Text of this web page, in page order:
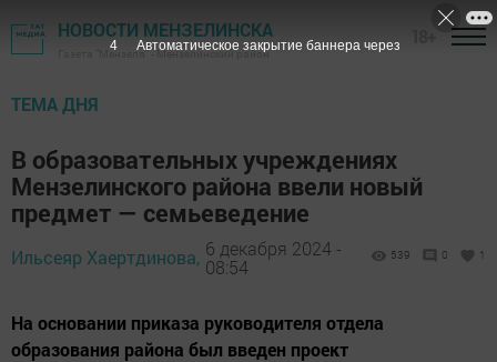
НОВОСТИ МЕНЗЕЛИНСКА
Газета "Мензеля" - Мензелинский район
ТЕМА ДНЯ
В образовательных учреждениях
Мензелинского района ввели новый
предмет — семьеведение
Ильсеяр Хаертдинова, 6 декабря 2024 -
08:54
539 0 1
На основании приказа руководителя отдела
образования района был введен проект
2 Автоматическое закрытие баннера через